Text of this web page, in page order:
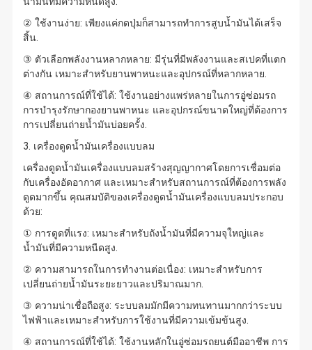
② ใช้งานง่าย: เพียงแค่กดปุ่มก็สามารถทำการสูบน้ำมันได้เสร็จ
สิ้น.
③ ตัวเลือกพลังงานหลากหลาย: มีรุ่นที่มีพลังงานและสเปคที่แตก
ต่างกัน เหมาะสำหรับยานพาหนะและอุปกรณ์ที่หลากหลาย.
④ สถานการณ์ที่ใช้ได้: ใช้งานอย่างแพร่หลายในการอู่ซ่อมรถ
การบำรุงรักษากองยานพาหนะ และอุปกรณ์ขนาดใหญ่ที่ต้องการ
การเปลี่ยนถ่ายน้ำมันบ่อยครั้ง.
3. เครื่องดูดน้ำมันเครื่องแบบลม
เครื่องดูดน้ำมันเครื่องแบบลมสร้างสุญญากาศโดยการเชื่อมต่อ
กับเครื่องอัดอากาศ และเหมาะสำหรับสถานการณ์ที่ต้องการพลัง
ดูดมากขึ้น คุณสมบัติของเครื่องดูดน้ำมันเครื่องแบบลมประกอบ
ด้วย:
① การดูดที่แรง: เหมาะสำหรับถังน้ำมันที่มีความจุใหญ่และ
น้ำมันที่มีความหนืดสูง.
② ความสามารถในการทำงานต่อเนื่อง: เหมาะสำหรับการ
เปลี่ยนถ่ายน้ำมันระยะยาวและปริมาณมาก.
③ ความน่าเชื่อถือสูง: ระบบลมมักมีความทนทานมากกว่าระบบ
ไฟฟ้าและเหมาะสำหรับการใช้งานที่มีความเข้มข้นสูง.
④ สถานการณ์ที่ใช้ได้: ใช้งานหลักในอู่ซ่อมรถยนต์มืออาชีพ การ